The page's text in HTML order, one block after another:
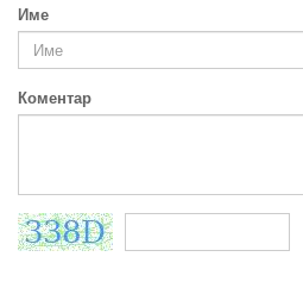
Име
Коментар